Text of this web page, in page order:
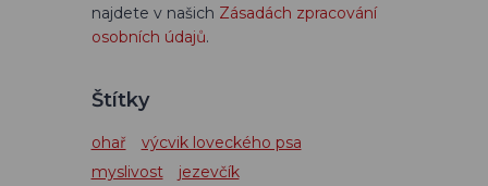
najdete v našich Zásadách zpracování
osobních údajů.
Štítky
ohař
výcvik loveckého psa
myslivost
jezevčík